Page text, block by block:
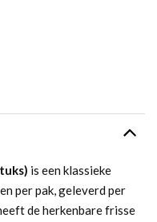
is een klassieke
per pak, geleverd per
de herkenbare frisse